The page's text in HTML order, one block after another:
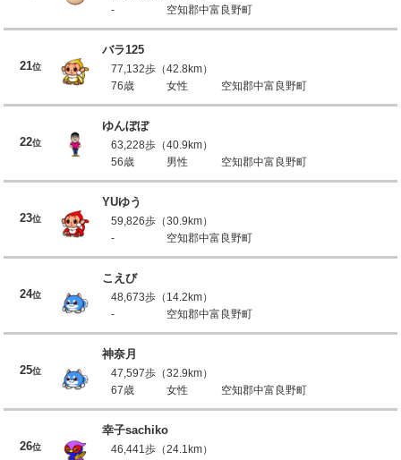
-
空知郡中富良野町
21位
バラ125
77,132歩（42.8km）
76歳
女性 空知郡中富良野町
22位
ゆんぼぼ
63,228歩（40.9km）
56歳
男性 空知郡中富良野町
23位
YUゆう
59,826歩（30.9km）
-
空知郡中富良野町
24位
こえび
48,673歩（14.2km）
-
空知郡中富良野町
25位
神奈月
47,597歩（32.9km）
67歳
女性 空知郡中富良野町
26位
幸子sachiko
46,441歩（24.1km）